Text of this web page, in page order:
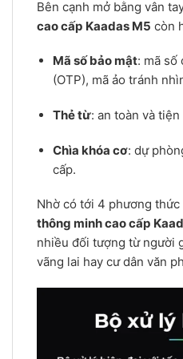
Bên cạnh mở bằng vân
cao cấp Kaadas M5 còn
Mã số bảo mật: mã số
(OTP), mã ảo tránh
Thẻ từ: an toàn và
Chìa khóa cơ: dự
cấp.
Nhờ có tới 4 phương thức
thông minh cao cấp
nhiều đối tượng từ người
vãng lai hay cư dân văn